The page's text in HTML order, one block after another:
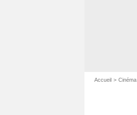
Accueil Cinéma